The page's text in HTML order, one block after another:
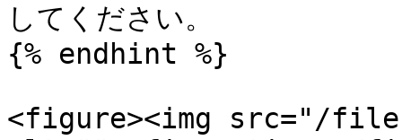
してください。
{% endhint %}
<figure><img src="/files/